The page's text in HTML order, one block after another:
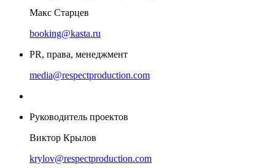
Макс Старцев
booking@kasta.ru
PR, права, менеджмент
media@respectproduction.com
Руководитель проектов
Виктор Крылов
krylov@respectproduction.com